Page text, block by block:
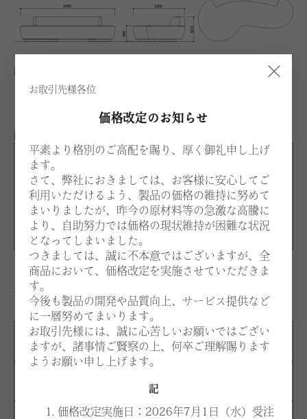
×
お取引先様各位
価格改定のお知らせ
平素より格別のご高配を賜り、厚く御礼申し上げ
ます。
さて、弊社におきましては、お客様に安心してご
利用いただけるよう、製品の価格の維持に努めて
まいりましたが、昨今の原材料等の急激な高騰に
より、自助努力では価格の現状維持が困難な状況
となってしまいました。
つきましては、誠に不本意ではございますが、全
商品において、価格改定を実施させていただきま
す。
今後も製品の開発や品質向上、サービス提供など
に一層努めてまいります。
お取引先様には、誠に心苦しいお願いではござい
ますが、諸事情ご賢察の上、何卒ご理解賜ります
ようお願い申し上げます。
記
1. 価格改定実施日：2026年7月1日（水）受注
納期約1ヵ月
アジャスター付
ゴールド
S
シルバー
生地：価格はお選びいただく張地、仕様により異なりま
A ¥1,139,700